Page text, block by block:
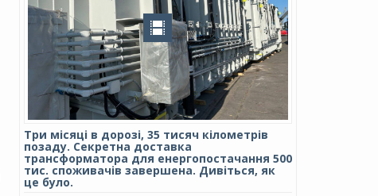
Три місяці в дорозі, 35 тисяч кілометрів
позаду. Секретна доставка
трансформатора для енергопостачання 500
тис. споживачів завершена. Дивіться, як
це було.